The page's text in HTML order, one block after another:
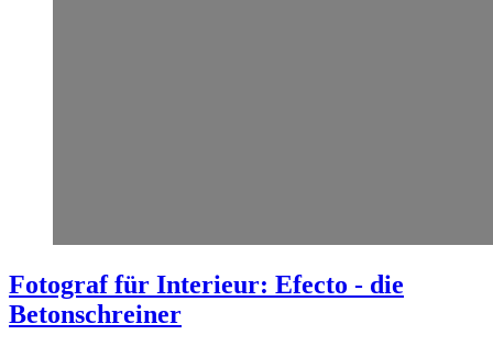
Fotograf für Interieur: Efecto - die
Betonschreiner